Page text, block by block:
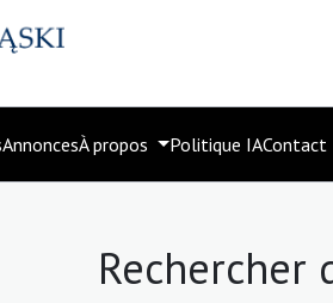
AnnoncesÀ propos Politique IAContact
Rechercher